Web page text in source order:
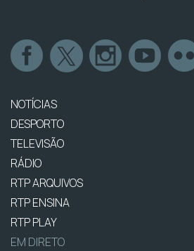
NOTÍCIAS
DESPORTO
TELEVISÃO
RÁDIO
RTP ARQUIVOS
RTP ENSINA
RTP PLAY
EM DIRETO